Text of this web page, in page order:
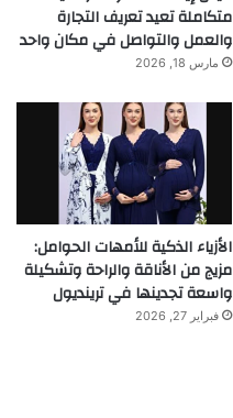
متكاملة تعيد تعريف التجارة
والعمل والتواصل في مكان واحد
مارس 18, 2026
الأزياء الذكية للأمهات الحوامل:
مزيج من الأناقة والراحة وتشكيلة
واسعة تجدينها في ترينديول
فبراير 27, 2026